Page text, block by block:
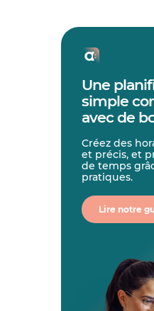
Une
simple
avec de
Créez des
et précis, et
de temps
pratiques.
Lire notre